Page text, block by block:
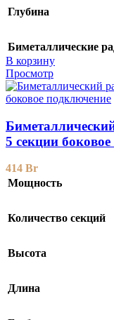
Глубина
Биметаллические
В корзину
Просмотр
5 секции
414 Br
Мощность
Количество секций
Высота
Длина